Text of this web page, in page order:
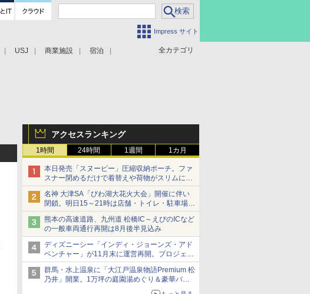
Impress サイト
全カテゴリ
USJ 商業施設 宿泊
アクセスランキング
1時間 24時間 1週間 1カ月
本日発売「スヌーピー」圧縮収納ポーチ。ファ
スナー閉めるだけで着替えや荷物がスリムにま
とまる
名神 大津SA「びわ湖大花火大会」開催に伴い
閉鎖。明日15～21時は店舗・トイレ・駐車場の
利用不可
熊本の高速道路、九州道 松橋IC～えびのICなど
の一般車両通行再開は8月後半見込み
ディズニーシー「インディ・ジョーンズ・アド
ベンチャー」が11月末に運営再開。プロジェク
ションマッピングを追加、DPAは1500円
群馬・水上温泉に「大江戸温泉物語Premium 松
乃井」開業。1万坪の庭園湯めぐり＆豪華バイ